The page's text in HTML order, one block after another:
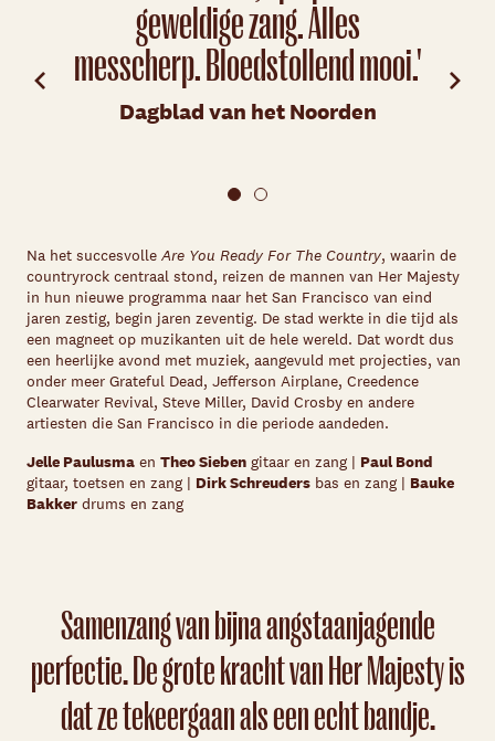
geweldige zang. Alles
messcherp. Bloedstollend mooi.'
Dagblad van het Noorden
Na het succesvolle Are You Ready For The Country, waarin de
countryrock centraal stond, reizen de mannen van Her Majesty
in hun nieuwe programma naar het San Francisco van eind
jaren zestig, begin jaren zeventig. De stad werkte in die tijd als
een magneet op muzikanten uit de hele wereld. Dat wordt dus
een heerlijke avond met muziek, aangevuld met projecties, van
onder meer Grateful Dead, Jefferson Airplane, Creedence
Clearwater Revival, Steve Miller, David Crosby en andere
artiesten die San Francisco in die periode aandeden.
Jelle Paulusma en Theo Sieben gitaar en zang | Paul Bond
gitaar, toetsen en zang | Dirk Schreuders bas en zang | Bauke
Bakker drums en zang
Samenzang van bijna angstaanjagende
perfectie. De grote kracht van Her Majesty is
dat ze tekeergaan als een echt bandje.